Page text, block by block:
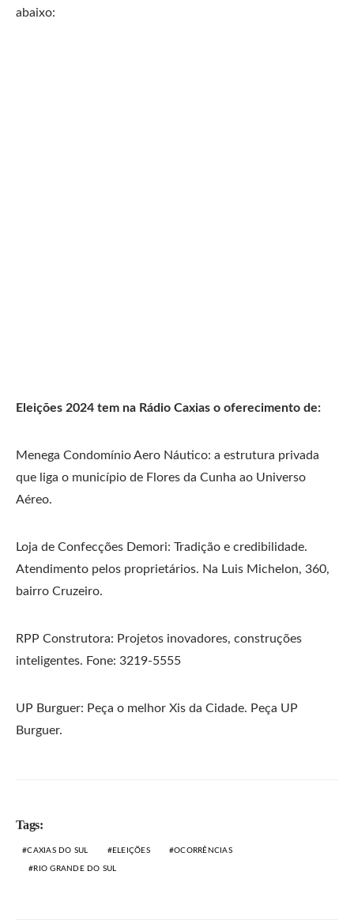
abaixo:
Eleições 2024 tem na Rádio Caxias o oferecimento de:
Menega Condomínio Aero Náutico: a estrutura privada
que liga o município de Flores da Cunha ao Universo
Aéreo.
Loja de Confecções Demori: Tradição e credibilidade.
Atendimento pelos proprietários. Na Luis Michelon, 360,
bairro Cruzeiro.
RPP Construtora: Projetos inovadores, construções
inteligentes. Fone: 3219-5555
UP Burguer: Peça o melhor Xis da Cidade. Peça UP
Burguer.
Tags:
CAXIAS DO SUL ELEIÇÕES OCORRÊNCIAS
RIO GRANDE DO SUL